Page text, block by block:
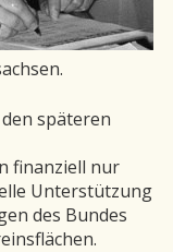
späteren
finanziell nur
Unterstützung
des Bundes